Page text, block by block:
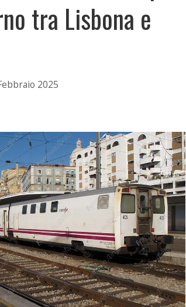
tra Lisbona e
2025